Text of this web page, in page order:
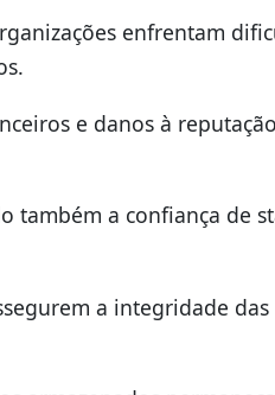
enfrentam
e danos à
também a confiança de
a integridade